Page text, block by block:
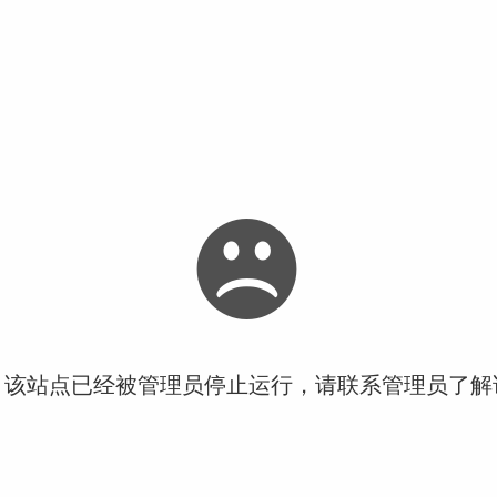
站点已经被管理员停止运行，请联系管理员了